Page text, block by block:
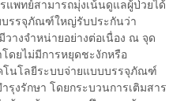
พทย์สามารถมุ่งเน้นดูแลผู้ป่วยได้
รรจุภัณฑ์ใหญ่รับประกันว่า
งจำหน่ายอย่างต่อเนื่อง ณ จุด
ดยไม่มีการหยุดชะงักหรือ
โนโลยีระบบจ่ายแบบบรรจุภัณฑ์
งรักษา โดยกระบวนการเติมสาร